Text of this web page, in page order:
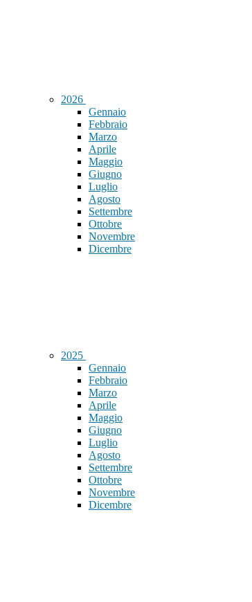
2026
Gennaio
Febbraio
Marzo
Aprile
Maggio
Giugno
Luglio
Agosto
Settembre
Ottobre
Novembre
Dicembre
2025
Gennaio
Febbraio
Marzo
Aprile
Maggio
Giugno
Luglio
Agosto
Settembre
Ottobre
Novembre
Dicembre